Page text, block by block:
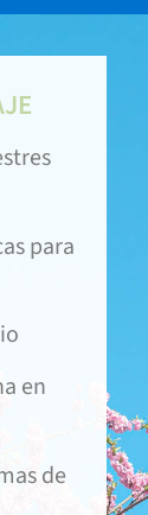
para
en
de